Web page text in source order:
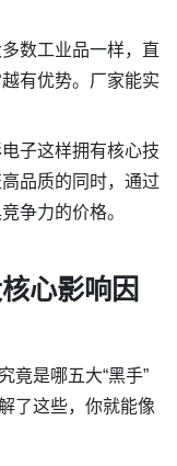
数工业品一样，直
有优势。厂家能实
子这样拥有核心技
品质的同时，通过
争力的价格。
心影响因
竟是哪五大“黑手”
了这些，你就能像